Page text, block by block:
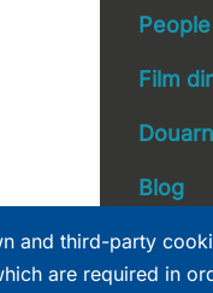
People
Film
Blog
and third-party
are required in